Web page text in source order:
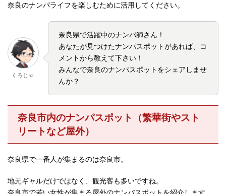
奈良のナンパライフを楽しむために活用してください。
くろじゃ
奈良県で活躍中のナンパ師さん！
あなたが見つけたナンパスポットがあれば、コ
メントから教えて下さい！
みんなで奈良のナンパスポットをシェアしませ
んか？
奈良市内のナンパスポット（繁華街やスト
リートなど屋外）
奈良県で一番人が集まるのは奈良市。
地元ギャルだけではなく、観光客も多いですね。